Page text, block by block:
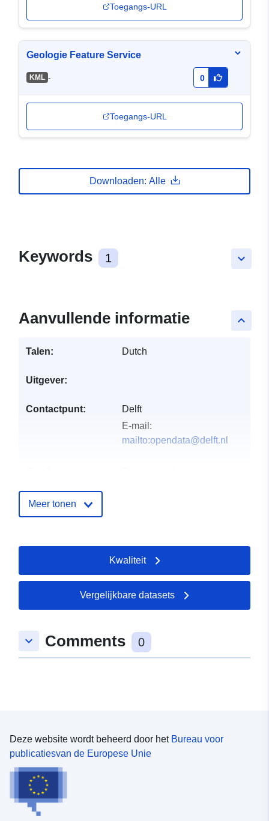
Toegangs-URL
Geologie Feature Service
KML - 0
Toegangs-URL
Downloaden: Alle
keyboard_arrow_down
Keywords 1
keyboard_arrow_up
Aanvullende informatie
Talen: Dutch
Uitgever:
Contactpunt:
Delft
E-mail:
mailto:opendata@delft.nl
uriRef:
http://data.europa.eu/88u/dataset/
delft
Opbouwfrequenti
unknown
Meer tonen
Kwaliteit
Vergelijkbare datasets
keyboard_arrow_down Comments 0
Deze website wordt beheerd door het Bureau voor
publicatiesvan de Europese Unie